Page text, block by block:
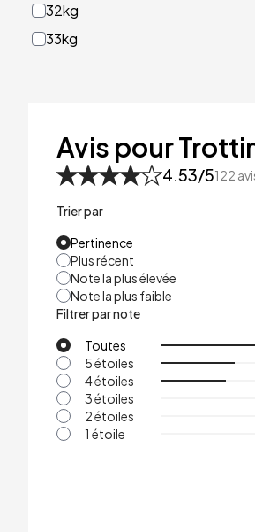
32kg
33kg
53kg
Avis pour
4.53/5122
Trier par
Pertinence
Plus récent
Note la plus élevée
Note la plus faible
Filtrer par note
Toutes
5 étoiles
4 étoiles
3 étoiles
2 étoiles
1 étoile